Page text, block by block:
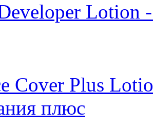
Lotion
Cover Plus
плюс